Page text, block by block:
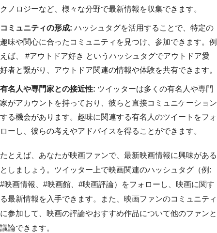
クノロジーなど、様々な分野で最新情報を収集できます。
コミュニティの形成: ハッシュタグを活用することで、特定の
趣味や関心に合ったコミュニティを見つけ、参加できます。例
えば、 #アウトドア好き というハッシュタグでアウトドア愛
好者と繋がり、アウトドア関連の情報や体験を共有できます。
有名人や専門家との接近性: ツイッターは多くの有名人や専門
家がアカウントを持っており、彼らと直接コミュニケーション
する機会があります。趣味に関連する有名人のツイートをフォ
ローし、彼らの考えやアドバイスを得ることができます。
たとえば、あなたが映画ファンで、最新映画情報に興味がある
としましょう。ツイッター上で映画関連のハッシュタグ（例:
#映画情報、#映画館、#映画評論）をフォローし、映画に関す
る最新情報を入手できます。また、映画ファンのコミュニティ
に参加して、映画の評論やおすすめ作品について他のファンと
議論できます。